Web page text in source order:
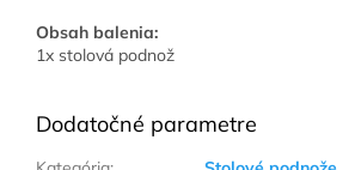
Obsah balenia:
1x stolová podnož
Dodatočné parametre